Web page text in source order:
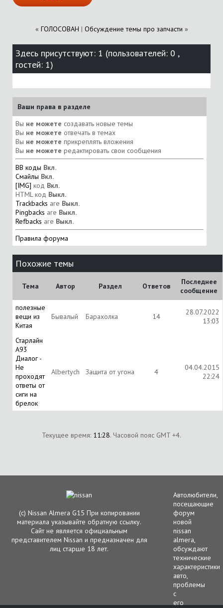
« ГОЛОСОВАН | Обсуждение темы про запчасти »
Здесь присутствуют: 1 (пользователей: 0 ,
гостей: 1)
Ваши права в разделе
Вы не можете создавать новые темы
Вы не можете отвечать в темах
Вы не можете прикреплять вложения
Вы не можете редактировать свои сообщения
BB коды Вкл.
Смайлы Вкл.
[IMG] код Вкл.
HTML код Выкл.
Trackbacks are Выкл.
Pingbacks are Выкл.
Refbacks are Выкл.
Правила форума
Похожие темы
Тема Автор Раздел Ответов
Последнее
сообщение
полезные
вещи из
Китая
Бывалый Барахолка 14
28.07.2022
13:03
Старлайн
А93
Диалог -
Не
проходят
ответы от
сиги на
брелок
Albertych Защита от угона 4
04.04.2015
22:24
Текущее время: 11:28. Часовой пояс GMT +4.
(с) Nissan Almera G15 При копировании
материала указывайте обратную ссылку.
Сайт не является официальным
представителем Nissan и предназначен для
лиц старше 18 лет.
Автолюбители,
посещающие
форум
новой
nissan
almera,
обсуждают
технические
характеристики
авто,
проблемы
с
его